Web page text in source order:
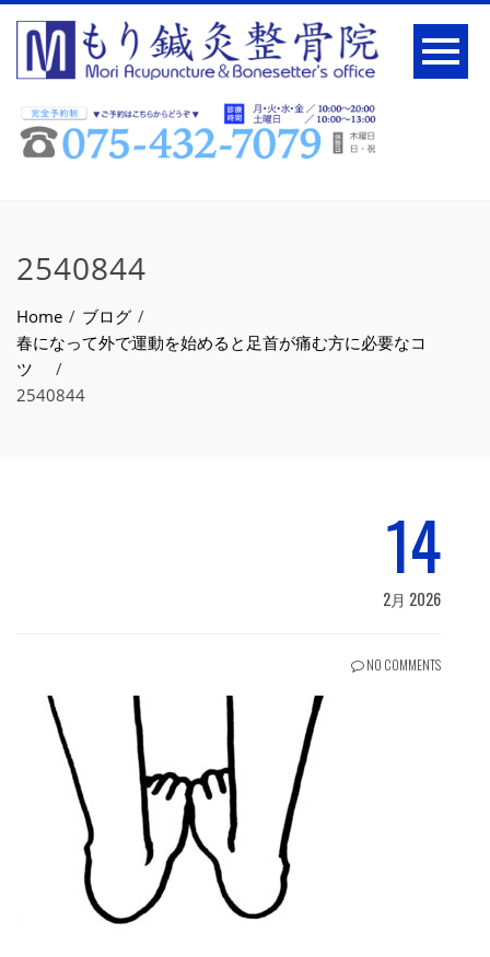
2540844
Home
ブログ
春になって外で運動を始めると足首が痛む方に必要なコ
ツ
2540844
14
2月 2026
NO COMMENTS